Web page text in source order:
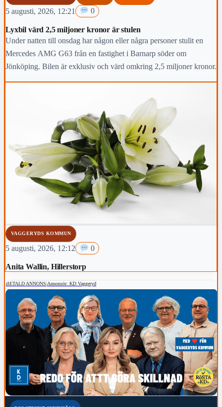
5 augusti, 2026, 12:21 0
Lyxbil värd 2,5 miljoner kronor är stulen
Under natten till onsdag har någon eller några personer stulit en
Mercedes AMG G63 från en fastighet i Barnarp söder om
Jönköping. Bilen är exklusiv och värd omkring 2,5 miljoner kronor.
VAGGERYDS KOMMUN
5 augusti, 2026, 12:12 0
Anita Wallin, Hillerstorp
BETALD ANNONS|Annonsör: KD Vaggeryd